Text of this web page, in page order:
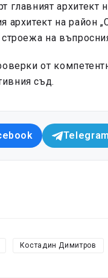
главният
архитект на район
на
от
съд.
Telegram
Костадин Димитров